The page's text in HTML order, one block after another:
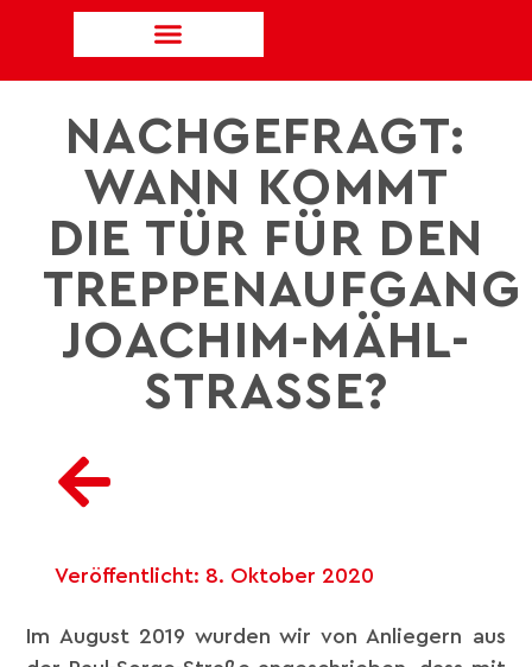
NACHGEFRAGT:
WANN KOMMT
DIE TÜR FÜR DEN
TREPPENAUFGANG
JOACHIM-MÄHL-
STRASSE?
Veröffentlicht: 8. Oktober 2020
Im August 2019 wurden wir von Anliegern aus